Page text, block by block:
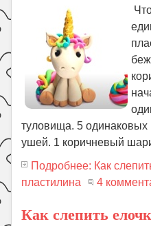
туловища. 5
ушей. 1 коричневый
Подробнее: Как
пластилина
4
Как слепить